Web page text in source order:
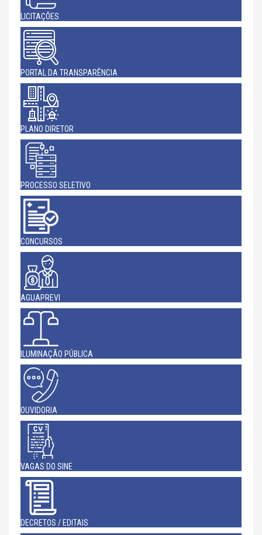
LICITAÇÕES
PORTAL DA TRANSPARÊNCIA
PLANO DIRETOR
PROCESSO SELETIVO
CONCURSOS
AGUAPREVI
ILUMINAÇÃO PÚBLICA
OUVIDORIA
VAGAS DO SINE
DECRETOS / EDITAIS